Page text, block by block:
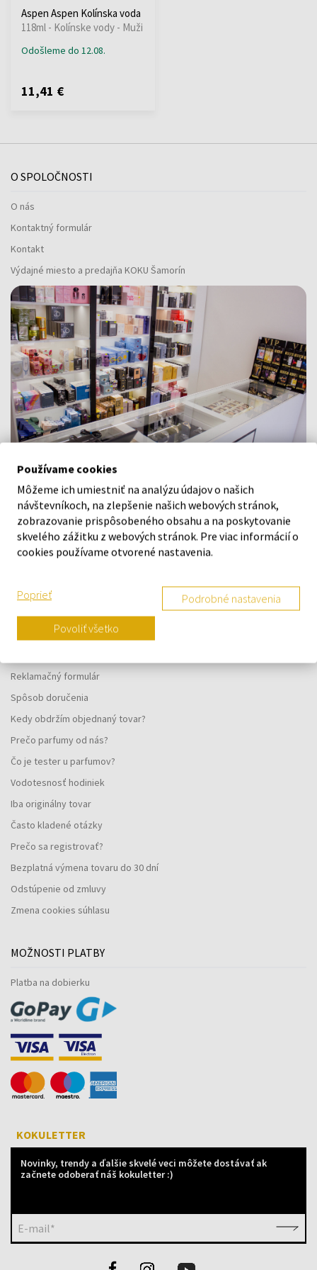
Aspen Aspen Kolínska voda
118ml - Kolínske vody - Muži
Odošleme do 12.08.
11,41 €
O SPOLOČNOSTI
O nás
Kontaktný formulár
Kontakt
Výdajné miesto a predajňa KOKU Šamorín
Navštívte našu predajňu v Šamoríne
Po - Pi: 8:00 - 16:00
Na Bratislavskej 64/76, Šamorín, 931 01
Všeobecné obchodné podmienky
Reklamačný formulár
Spôsob doručenia
Kedy obdržím objednaný tovar?
Prečo parfumy od nás?
Čo je tester u parfumov?
Vodotesnosť hodiniek
Iba originálny tovar
Často kladené otázky
Prečo sa registrovať?
Bezplatná výmena tovaru do 30 dní
Odstúpenie od zmluvy
Zmena cookies súhlasu
MOŽNOSTI PLATBY
Platba na dobierku
KOKULETTER
Novinky, trendy a ďalšie skvelé veci môžete dostávať ak
začnete odoberať náš kokuletter :)
E-mail*
Používame cookies
Môžeme ich umiestniť na analýzu údajov o našich
návštevníkoch, na zlepšenie našich webových stránok,
zobrazovanie prispôsobeného obsahu a na poskytovanie
skvelého zážitku z webových stránok. Pre viac informácií o
cookies používame otvorené nastavenia.
Poprieť Podrobné nastavenia
Povoliť všetko